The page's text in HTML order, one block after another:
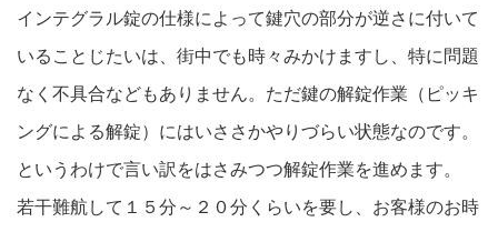
インテグラル錠の仕様によって鍵穴の部分が逆さに付いて
いることじたいは、街中でも時々みかけますし、特に問題
なく不具合などもありません。ただ鍵の解錠作業（ピッキ
ングによる解錠）にはいささかやりづらい状態なのです。
というわけで言い訳をはさみつつ解錠作業を進めます。
若干難航して１５分～２０分くらいを要し、お客様のお時